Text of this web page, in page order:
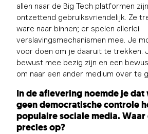
allen naar de Big Tech platformen
ontzettend gebruiksvriendelijk. Ze
ware naar binnen; er spelen allerlei
verslavingsmechanismen mee. Je
voor doen om je daaruit te trekken.
bewust mee bezig zijn en een
om naar een ander medium over te
In de aflevering noemde je dat
geen democratische controle
populaire sociale media.
precies op?